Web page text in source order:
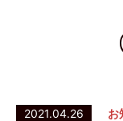
2021.04.26 お